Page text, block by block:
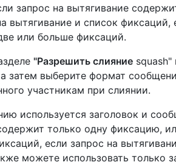
запрос на вытягивание
вытягивание и список фиксаций,
или больше фиксаций.
"Разрешить слияние squash"
затем выберите формат
участникам при слиянии.
используется заголовок и
только одну фиксацию,
если запрос на
можете использовать только